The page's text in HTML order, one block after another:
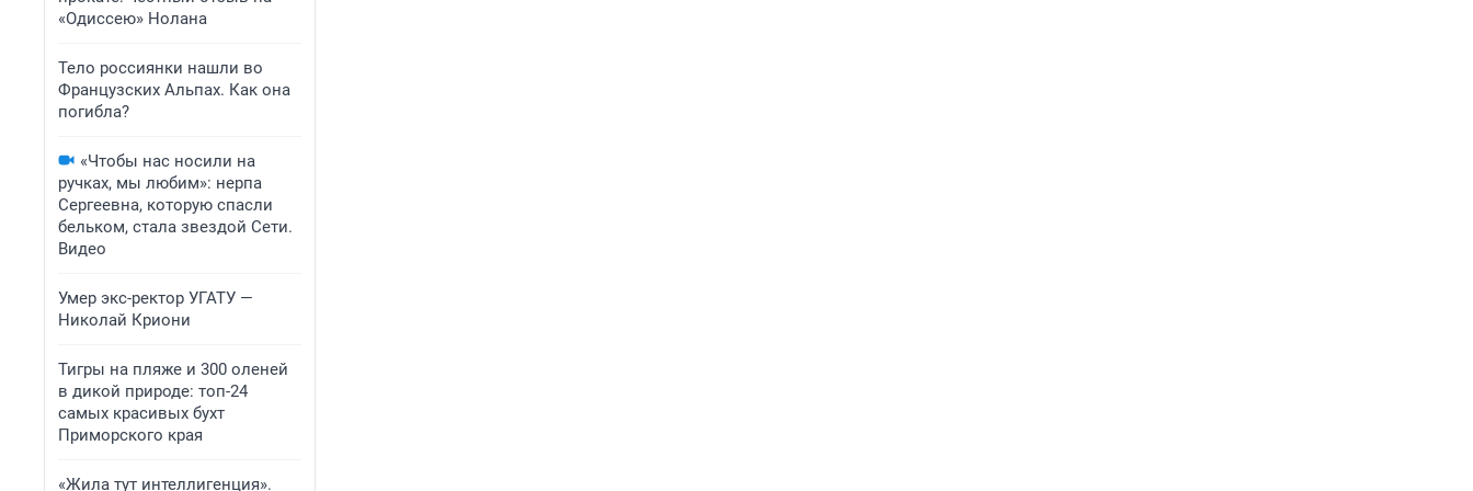
«Одиссею» Нолана
Тело россиянки нашли во
Французских Альпах. Как она
погибла?
«Чтобы нас носили на
ручках, мы любим»: нерпа
Сергеевна, которую спасли
бельком, стала звездой Сети.
Видео
Умер экс-ректор УГАТУ —
Николай Криони
Тигры на пляже и 300 оленей
в дикой природе: топ-24
самых красивых бухт
Приморского края
«Жила тут интеллигенция».